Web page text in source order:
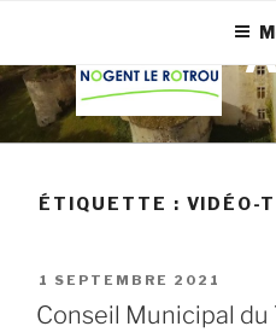
contenu
principal
ÉTIQUETTE : VIDÉO-
PUBLIÉ
LE
1 SEPTEMBRE 2021
Conseil Municipal du